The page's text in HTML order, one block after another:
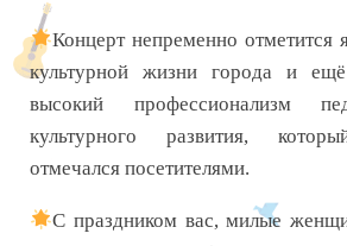
Концерт непременно отметится
культурной жизни города и
высокий профессионализм
культурного развития,
отмечался посетителями.
С праздником вас, милые